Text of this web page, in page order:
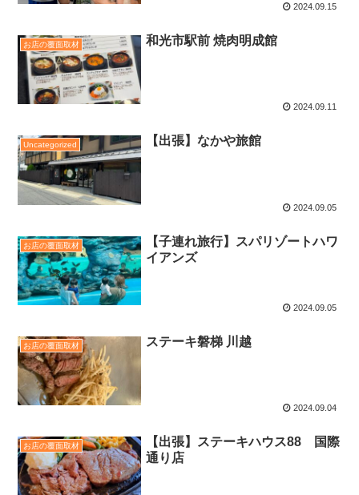
2024.09.15
お店の覆面取材 和光市駅前 焼肉明成館
2024.09.11
Uncategorized 【出張】なかや旅館
2024.09.05
お店の覆面取材
【子連れ旅行】スパリゾートハワ
イアンズ
2024.09.05
お店の覆面取材 ステーキ磐梯 川越
2024.09.04
お店の覆面取材
【出張】ステーキハウス88 国際
通り店